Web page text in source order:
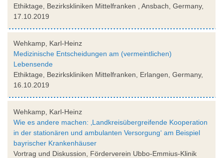
Ethiktage, Bezirkskliniken Mittelfranken , Ansbach, Germany,
17.10.2019
Wehkamp, Karl-Heinz
Medizinische Entscheidungen am (vermeintlichen)
Lebensende
Ethiktage, Bezirkskliniken Mittelfranken, Erlangen, Germany,
16.10.2019
Wehkamp, Karl-Heinz
Wie es andere machen: ‚Landkreisübergreifende Kooperation
in der stationären und ambulanten Versorgung‘ am Beispiel
bayrischer Krankenhäuser
Vortrag und Diskussion, Förderverein Ubbo-Emmius-Klinik